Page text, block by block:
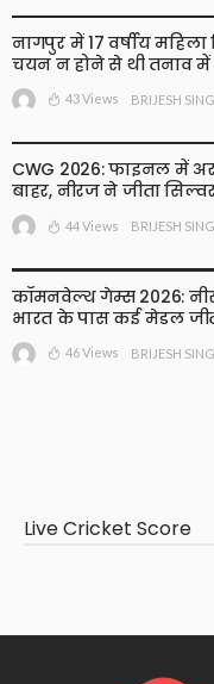
नागपुर में 17 वर्षीय
चयन न होने से थी तनाव में
43 Views BRIJESH
CWG 2026: फाइनल में
बाहर, नीरज ने जीता
44 Views BRIJESH
कॉमनवेल्थ गेम्स 2026:
भारत के पास कई मेडल
46 Views BRIJESH
Live Cricket Score